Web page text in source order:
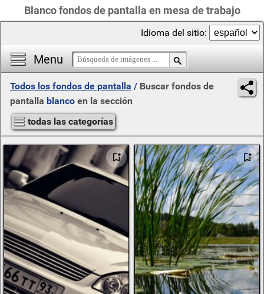
Blanco fondos de pantalla en mesa de trabajo
Menu
Idioma del sitio:
Todos los fondos de pantalla / Buscar fondos de
pantalla blanco en la sección
todas las categorías